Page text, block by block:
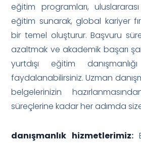
eğitim programları,
eğitim sunarak, global kariyer
bir temel oluşturur. Başvuru
azaltmak ve akademik başarı
yurtdışı eğitim
faydalanabilirsiniz. Uzman
belgelerinizin
süreçlerine kadar her adımda
danışmanlık hizmetlerimiz: